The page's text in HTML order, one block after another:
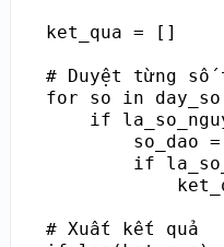
ket_qua = []
# Duyệt từng số
for so in
if
so_dao
if
# Xuất kết quả